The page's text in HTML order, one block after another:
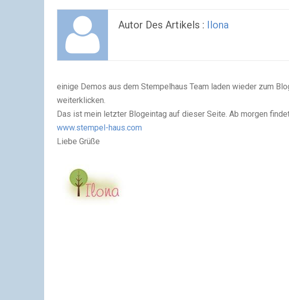
Autor Des Artikels : Ilona
einige Demos aus dem Stempelhaus Team laden wieder zum
weiterklicken.
Das ist mein letzter Blogeintag auf dieser Seite. Ab morgen
www.stempel-haus.com
Liebe Grüße